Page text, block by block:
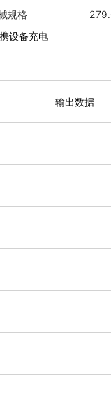
规格
设备充电
输出数据